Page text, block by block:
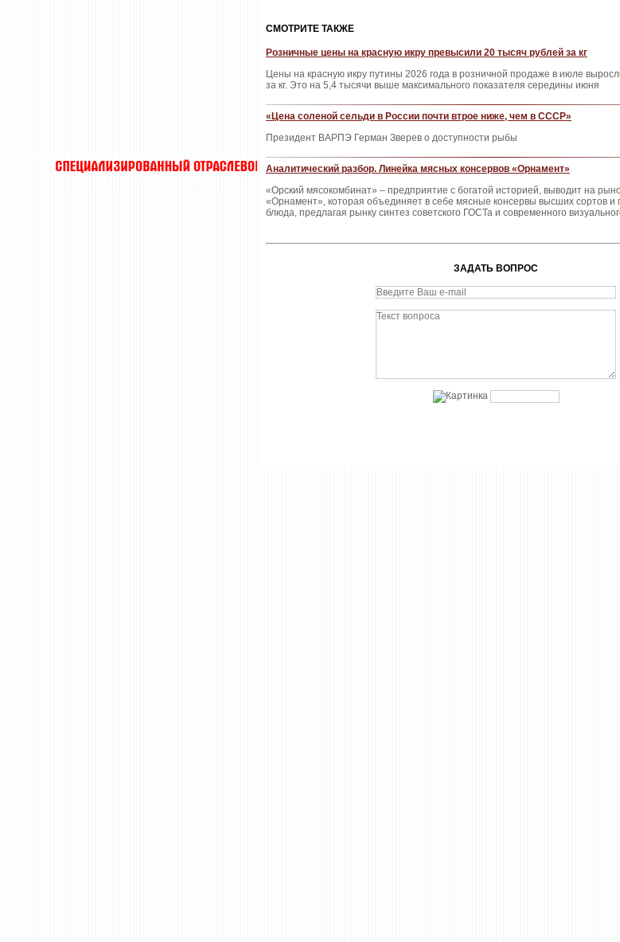
CМОТРИТЕ ТАКЖЕ
Розничные цены на красную икру превысили 20 тысяч рублей за кг
Цены на красную икру путины 2026 года в розничной продаже в июле
за кг. Это на 5,4 тысячи выше максимального показателя середины июня
«Цена соленой сельди в России почти втрое ниже, чем в СССР»
Президент ВАРПЭ Герман Зверев о доступности рыбы
Аналитический разбор. Линейка мясных консервов «Орнамент»
«Орский мясокомбинат» – предприятие с богатой историей, выводит на
«Орнамент», которая объединяет в себе мясные консервы высших сортов и
блюда, предлагая рынку синтез советского ГОСТа и современного
ЗАДАТЬ ВОПРОС